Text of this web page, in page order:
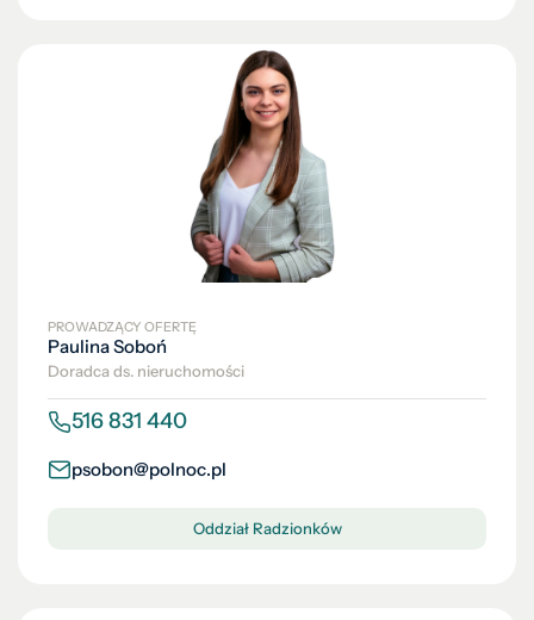
PROWADZĄCY OFERTĘ
Paulina Soboń
Doradca ds. nieruchomości
516 831 440
psobon@polnoc.pl
Oddział Radzionków